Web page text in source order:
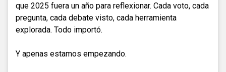
que 2025 fuera un año para reflexionar. Cada voto, cada
pregunta, cada debate visto, cada herramienta
explorada. Todo importó.
Y apenas estamos empezando.